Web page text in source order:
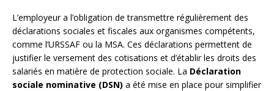
L’employeur a l’obligation de transmettre régulièrement des
déclarations sociales et fiscales aux organismes compétents,
comme l’URSSAF ou la MSA. Ces déclarations permettent de
justifier le versement des cotisations et d’établir les droits des
salariés en matière de protection sociale. La Déclaration
sociale nominative (DSN) a été mise en place pour simplifier